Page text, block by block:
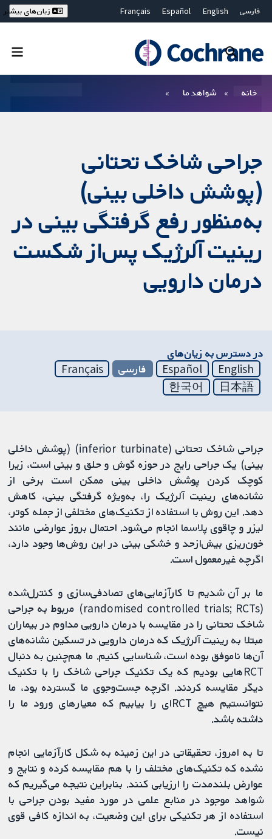
فارسی English
Español
Français
Bahasa Malaysia
ไทย
繁體中文
زبان‌های بیشتر
خانه شواهد ما
جراحی شاخک تحتانی
(پوشش داخلی بینی)
به‌منظور رفع گرفتگی بینی در
رینیت آلرژیک پس‌از شکست
درمان دارویی
در دسترس به زیان‌های
English
Español فارسی
Français
日本語
한국어
جراحی شاخک تحتانی (inferior turbinate) (پوشش داخلی
بینی) یک جراحی رایج در حوزه گوش و حلق و بینی است، زیرا
کوچک کردن پوشش داخلی بینی ممکن است برخی از
نشانه‌های رینیت آلرژیک را، به‌ویژه گرفتگی بینی، کاهش
دهد. این روش با استفاده از تکنیک‌های مختلفی از جمله کوتر،
لیزر و چاقوی پلاسما انجام می‌شود. احتمال بروز عوارضی مانند
خون‌ریزی بیش‌ازحد و خشکی بینی در این روش‌ها وجود دارد،
اگرچه غیرمعمول است.
ما بر آن شدیم تا کارآزمایی‌های تصادفی‌سازی و کنترل‌شده
(randomised controlled trials; RCTs) مربوط به جراحی
شاخک تحتانی را در مقایسه با درمان دارویی مداوم در بیماران
مبتلا به رینیت آلرژیک که درمان دارویی در تسکین نشانه‌های
آن‌ها ناموفق بوده است، شناسایی کنیم. ما هم‌چنین به دنبال
RCTهایی بودیم که یک تکنیک جراحی شاخک را با تکنیک
دیگر مقایسه کردند. اگرچه جست‌وجوی ما گسترده بود، ما
نتوانستیم هیچ RCTای را بیابیم که معیارهای ورود ما را
داشته باشد.
تا به امروز، تحقیقاتی در این زمینه به شکل کارآزمایی انجام
نشده که تکنیک‌های مختلف را با هم مقایسه کرده و نتایج و
عوارض بلندمدت را ارزیابی کنند. بنابراین نتیجه می‌گیریم که
شواهد موجود در منابع علمی در مورد مفید بودن جراحی با
استفاده از هر تکنیکی برای این وضعیت، به اندازه کافی قوی
نیست.